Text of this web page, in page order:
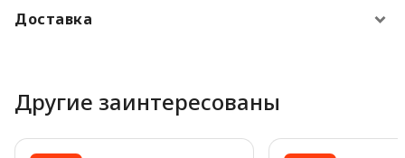
Доставка
Другие заинтересованы